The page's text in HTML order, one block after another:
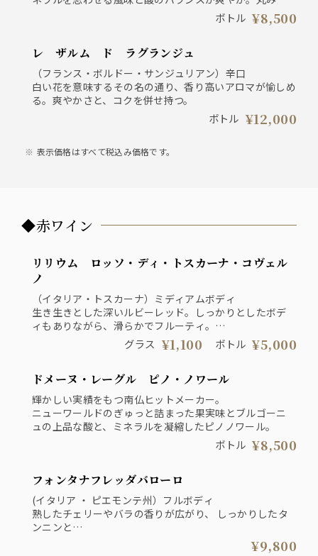
ボトル ¥8,500
レ ザルム ド ラグランジュ
（フランス・ボルドー・サンジュリアン）辛口
白い花を意味するその名の通り、香り高いアロマが愉しめ
る。爽やかさと、コクを併せ持つ。
ボトル ¥12,000
表示価格はすべて税込み価格です。
◆赤ワイン
リリウム ロッソ・ディ・トスカーナ・コヴェル
ノ
（イタリア・トスカーナ）ミディアムボディ
生き生きとした深いルビーレッド。しっかりとしたボデ
ィもありながら、滑らかでフルーティ。
しっかりとした旨みもあり調和のとれた味わい。
グラス ¥1,100 ボトル ¥5,000
ドメーヌ・レーグル ピノ・ノワール
輝かしい実績をもつ南仏ヒットメーカー。
ニューワールドのぎゅっと詰まった果実味とブルゴーニ
ュの上品な酸と、ミネラルを凝縮したピノノワール。
ボトル ¥8,500
フォンタナフレッダバローロ
(イタリア ・ ピエモンテ州）フルボディ
熟したチェリーやバラの香りが広がり、 しっかりしたタ
ンニンと
豊かな酸味が見事に調和。 ミネラル感のある長い余韻が
¥9,800